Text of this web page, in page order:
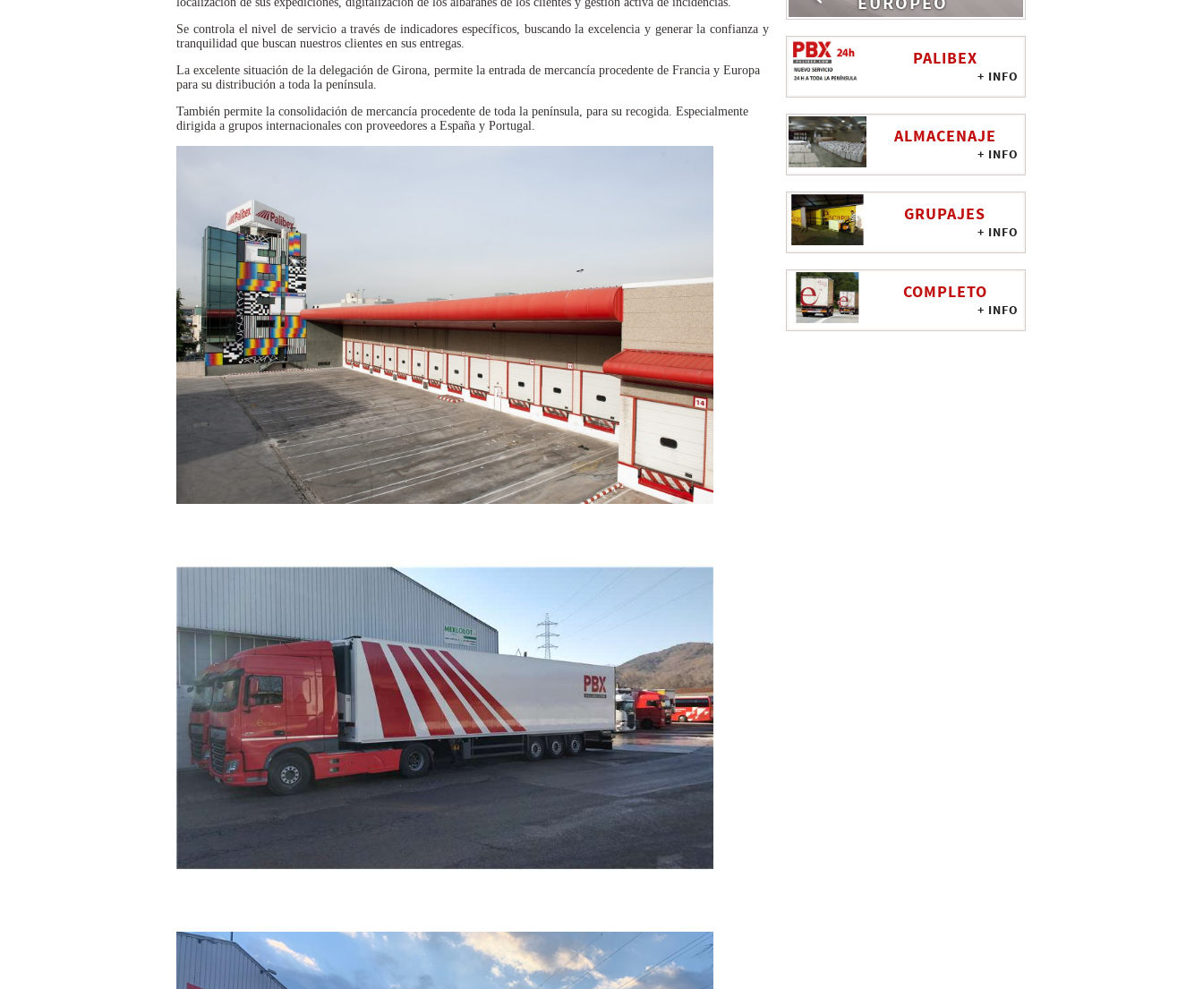
Se controla el nivel de servicio a través de indicadores específicos, buscando la excelencia y generar la confianza y
tranquilidad que buscan nuestros clientes en sus entregas.
La excelente situación de la delegación de Girona, permite la entrada de mercancía procedente de Francia y Europa
para su distribución a toda la península.
También permite la consolidación de mercancía procedente de toda la península, para su recogida. Especialmente
dirigida a grupos internacionales con proveedores a España y Portugal.
PALIBEX
+ INFO
ALMACENAJE
+ INFO
GRUPAJES
+ INFO
COMPLETO
+ INFO